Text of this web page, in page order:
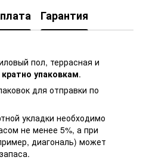
Гарантия
пол, террасная и
кратно упаковкам.
для отправки по
укладки необходимо
не менее 5%, а при
диагональ) может